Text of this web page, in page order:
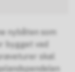
nybåten som
bygget ved
skal